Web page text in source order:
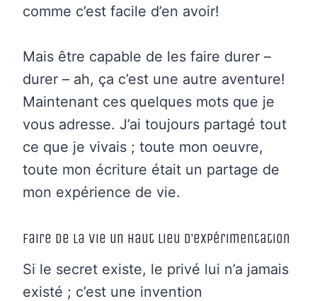
comme c’est facile d’en avoir!
Mais être capable de les faire durer –
durer – ah, ça c’est une autre aventure!
Maintenant ces quelques mots que je
vous adresse. J’ai toujours partagé tout
ce que je vivais ; toute mon oeuvre,
toute mon écriture était un partage de
mon expérience de vie.
Faire de la vie un haut lieu d’expérimentation
Si le secret existe, le privé lui n’a jamais
existé ; c’est une invention